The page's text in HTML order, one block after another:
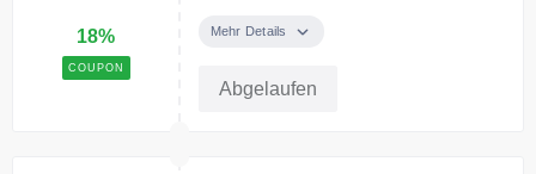
18%
COUPON
SONGMICS HOME Club und
jedem Kauf 18% Rabatt auf
Mehr Details
Abgelaufen